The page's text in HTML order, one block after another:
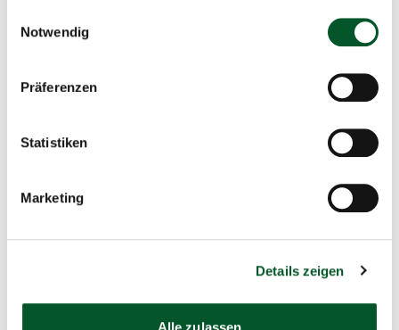
Notwendig
Präferenzen
Statistiken
Marketing
Details zeigen
gGmbH Stresemannstr. 69 - 71
Zur Webseite der IKI
Internationale Klimaschutzinitiative
©